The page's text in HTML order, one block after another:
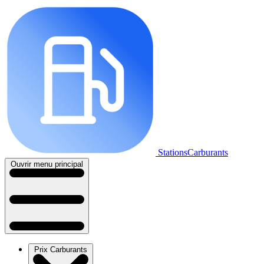
StationsCarburants
Ouvrir menu principal
Prix Carburants